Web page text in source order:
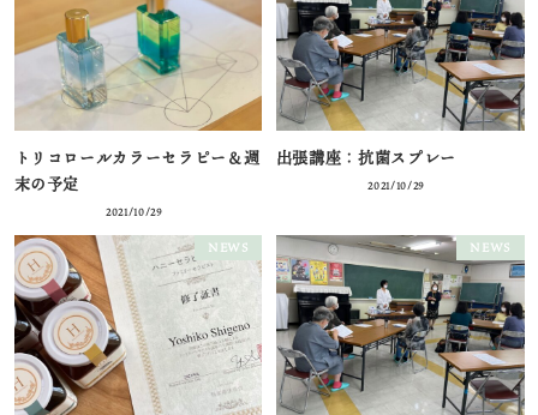
トリコロールカラーセラピー＆週
末の予定
2021/10/29
出張講座：抗菌スプレー
2021/10/29
NEWS NEWS